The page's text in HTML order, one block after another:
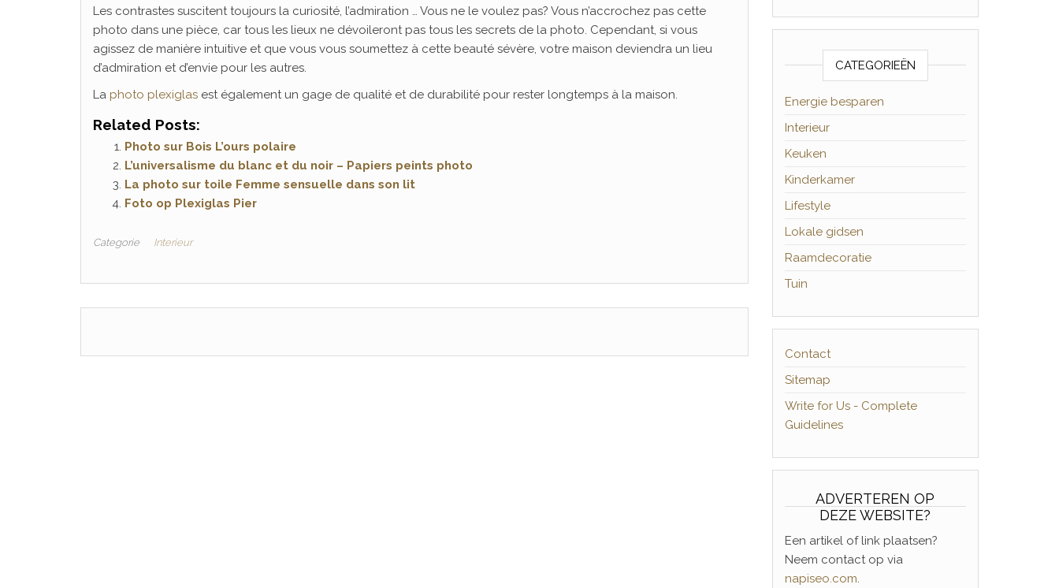
Les contrastes suscitent toujours la curiosité, l’admiration … Vous ne le voulez pas? Vous n’accrochez pas cette
photo dans une pièce, car tous les lieux ne dévoileront pas tous les secrets de la photo. Cependant, si vous
agissez de manière intuitive et que vous vous soumettez à cette beauté sévère, votre maison deviendra un lieu
d’admiration et d’envie pour les autres.
La photo plexiglas est également un gage de qualité et de durabilité pour rester longtemps à la maison.
Related Posts:
Photo sur Bois L’ours polaire
L’universalisme du blanc et du noir – Papiers peints photo
La photo sur toile Femme sensuelle dans son lit
Foto op Plexiglas Pier
Categorie Interieur
CATEGORIEËN
Energie besparen
Interieur
Keuken
Kinderkamer
Lifestyle
Lokale gidsen
Raamdecoratie
Tuin
Contact
Sitemap
Write for Us - Complete
Guidelines
ADVERTEREN OP
DEZE WEBSITE?
Een artikel of link plaatsen?
Neem contact op via
napiseo.com.